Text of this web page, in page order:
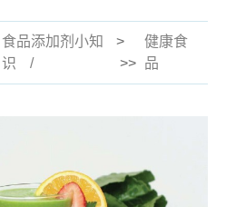
食品添加剂小知
识
>
>>
健康食
品